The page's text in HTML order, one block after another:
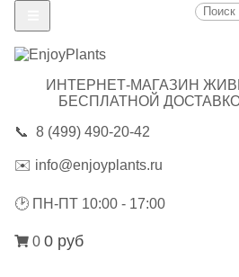
ИНТЕРНЕТ-МАГАЗИН
БЕСПЛАТНОЙ
📞 8 (499) 490-20-42
✉️ info@enjoyplants.ru
🕑 ПН-ПТ 10:00 - 17:00
0 0 руб